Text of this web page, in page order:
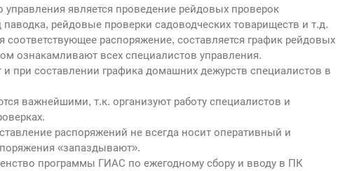
является проведение рейдовых проверок
рейдовые проверки садоводческих товариществ и т.д.
соответствующее распоряжение, составляется график рейдовых
ознакамливают всех специалистов управления.
и при составлении графика домашних дежурств специалистов в
важнейшими, т.к. организуют работу специалистов и
распоряжений не всегда носит оперативный и
«запаздывают».
программы ГИАС по ежегодному сбору и вводу в ПК